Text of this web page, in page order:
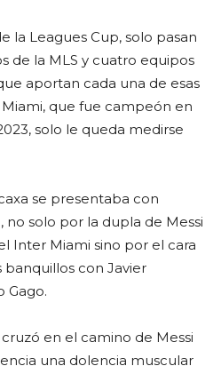
la Leagues Cup, solo pasan
de la MLS y cuatro equipos
aportan cada una de esas
que fue campeón en
solo le queda medirse
se presentaba con
solo por la dupla de Messi
Inter Miami sino por el cara
banquillos con Javier
Gago.
en el camino de Messi
una dolencia muscular